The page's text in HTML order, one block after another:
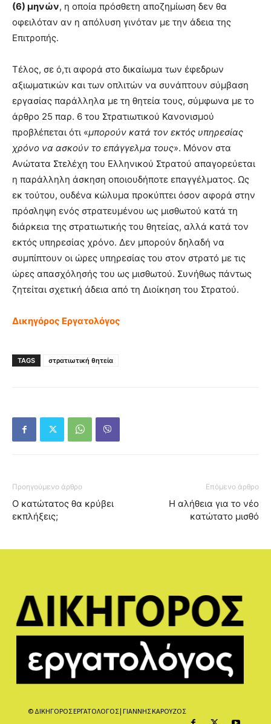
(6) μηνών, η οποία πρόσθετη αποζημίωση δεν θα
οφειλόταν αν η απόλυση γινόταν με την άδεια της
Επιτροπής.
Τέλος, σε ό,τι αφορά στο δικαίωμα των έφεδρων
αξιωματικών και των οπλιτών να συνάπτουν σύμβαση
εργασίας παράλληλα με τη θητεία τους, σύμφωνα με το
άρθρο 25 παρ. 6 του Στρατιωτικού Κανονισμού
προβλέπεται ότι «μπορούν κατά τον εκτός υπηρεσίας
χρόνο να ασκούν το επάγγελμα τους». Μόνον στα
Ανώτατα Στελέχη του Ελληνικού Στρατού απαγορεύεται
η παράλληλη άσκηση οποιουδήποτε επαγγέλματος. Ως
εκ τούτου, ουδένα κώλυμα προκύπτει όσον αφορά στην
πρόσληψη ενός στρατευμένου ως μισθωτού κατά τη
διάρκεια της στρατιωτικής του θητείας, αλλά κατά τον
εκτός υπηρεσίας χρόνο. Δεν μπορούν δηλαδή να
συμπίπτουν οι ώρες υπηρεσίας του στον στρατό με τις
ώρες απασχόλησής του ως μισθωτού. Συνήθως πάντως
ζητείται σχετική άδεια από τη Διοίκηση του Στρατού.
Δικηγόρος Εργατολόγος
TAGS στρατιωτική θητεία
Προηγούμενο άρθρο
Ο κατώτατος θα κρύβει
εκπλήξεις;
Επόμενο άρθρο
Η αλήθεια για το νέο
κατώτατο μισθό
© ΔΙΚΗΓΟΡΟΣ ΕΡΓΑΤΟΛΟΓΟΣ | ΓΙΑΝΝΗΣ ΚΑΡΟΥΖΟΣ